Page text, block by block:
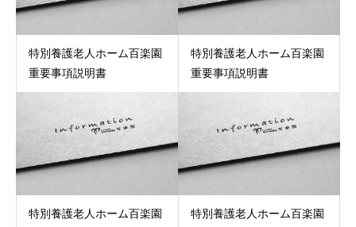
特別養護老人ホーム百楽園
重要事項説明書
特別養護老人ホーム百楽園
重要事項説明書
特別養護老人ホーム百楽園
特別養護老人ホーム百楽園